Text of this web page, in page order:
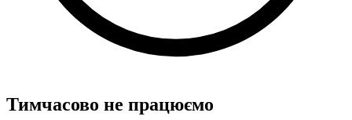
Тимчасово не працюємо